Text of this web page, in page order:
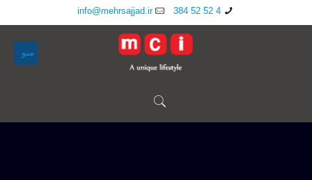
4 52 52 384
info@mehrsajjad.ir
منو